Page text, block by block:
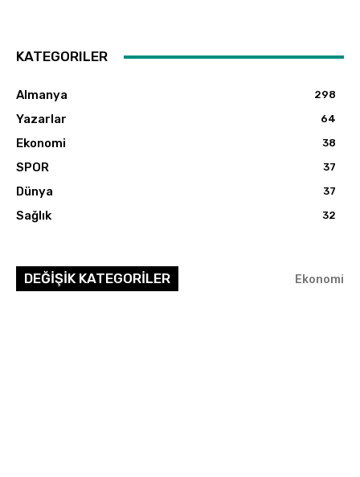
KATEGORILER
Almanya 298
Yazarlar 64
Ekonomi 38
SPOR 37
Dünya 37
Sağlık 32
DEĞİŞİK KATEGORİLER Ekonomi